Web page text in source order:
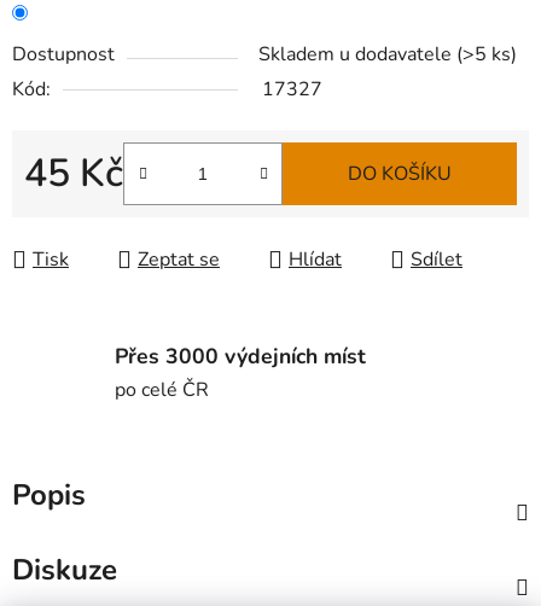
Dostupnost Skladem u dodavatele (>5 ks)
Kód:
17327
45 Kč
Měrná cena:
DO KOŠÍKU
Tisk Zeptat se Hlídat Sdílet
Přes 3000 výdejních míst
po celé ČR
Popis
Diskuze